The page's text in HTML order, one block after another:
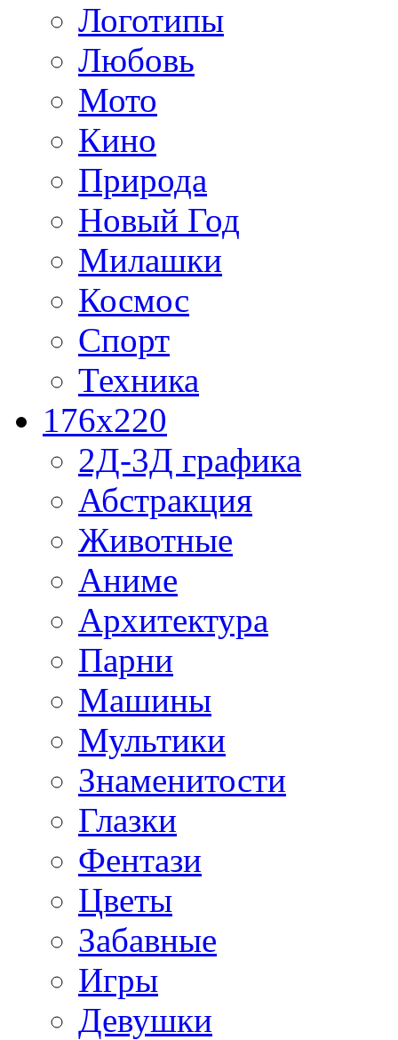
Логотипы
Любовь
Мото
Кино
Природа
Новый Год
Милашки
Космос
Спорт
Техника
176x220
2Д-3Д графика
Абстракция
Животные
Аниме
Архитектура
Парни
Машины
Мультики
Знаменитости
Глазки
Фентази
Цветы
Забавные
Игры
Девушки